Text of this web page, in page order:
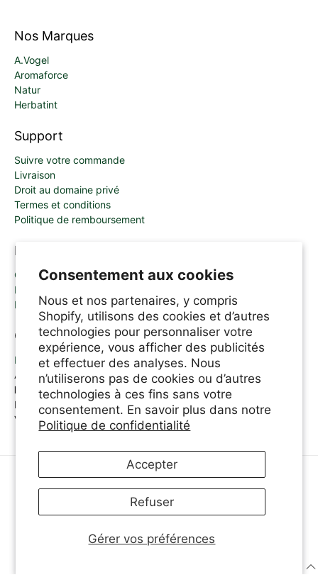
Consentement aux cookies
Nous et nos partenaires, y compris
Shopify, utilisons des cookies et d’autres
technologies pour personnaliser votre
expérience, vous afficher des publicités
et effectuer des analyses. Nous
n’utiliserons pas de cookies ou d’autres
technologies à ces fins sans votre
consentement. En savoir plus dans notre
Politique de confidentialité
Gérer vos préférences
Accepter
Refuser
Nos Marques
A.Vogel
Aromaforce
Natur
Herbatint
Support
Suivre votre commande
Livraison
Droit au domaine privé
Termes et conditions
Politique de remboursement
Mon Compte
Connexion & enregistrement
Panier
Programme d'inscription des affiliés
Contactez-nous
Email
Appelez-nous: 1.800.361.6320
Ligne d'assistance A.Vogel
Lundi-Jeudi 8.30am-6.00pm
Vendredi 8.30am-5.00pm
FRANÇAIS
© 2026A.Vogel Canada